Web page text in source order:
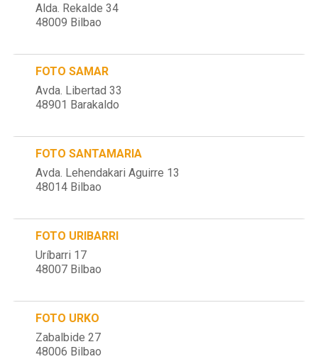
Alda. Rekalde 34
48009 Bilbao
FOTO SAMAR
Avda. Libertad 33
48901 Barakaldo
FOTO SANTAMARIA
Avda. Lehendakari Aguirre 13
48014 Bilbao
FOTO URIBARRI
Uríbarri 17
48007 Bilbao
FOTO URKO
Zabalbide 27
48006 Bilbao